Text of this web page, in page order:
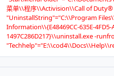
菜单\\程序\\Activision\\Callof Duty®
"UninstallString"="C:\\Program
Information\\{E48469CC-635E-4FD5-
1497C286D217}\\uninstall.exe -